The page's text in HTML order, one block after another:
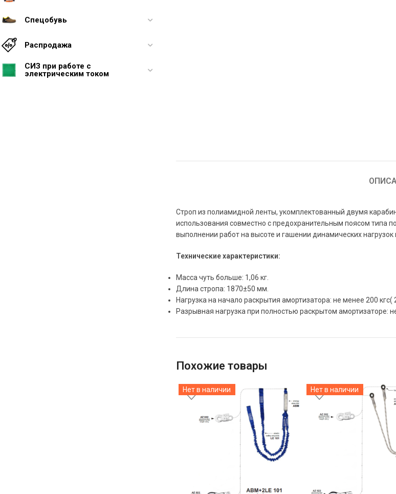
Спецобувь
Распродажа
СИЗ при работе с
электрическим током
Строп из полиамидной ленты, укомплектованный двумя
использования совместно с предохранительным поясом типа
выполнении работ на высоте и гашении динамических нагрузок
Технические характеристики:
Масса чуть больше: 1,06 кг.
Длина стропа: 1870±50 мм.
Нагрузка на начало раскрытия амортизатора: не менее 200 кгс(
Разрывная нагрузка при полностью раскрытом амортизаторе:
Похожие товары
Нет в наличии Нет в наличии